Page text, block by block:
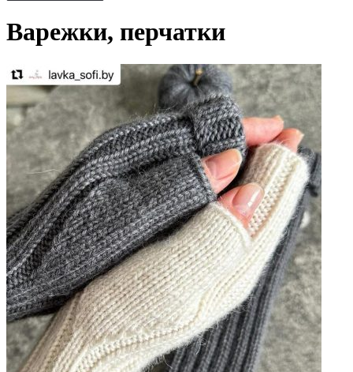
Варежки, перчатки